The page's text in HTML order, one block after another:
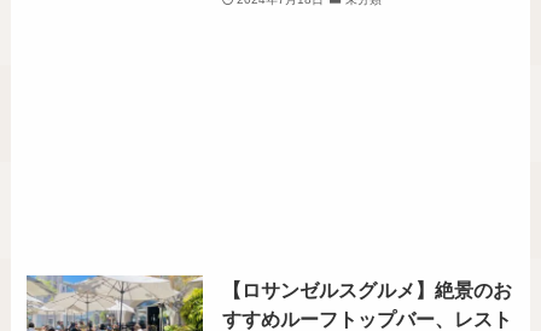
【ロサンゼルスグルメ】絶景のお
すすめルーフトップバー、レスト